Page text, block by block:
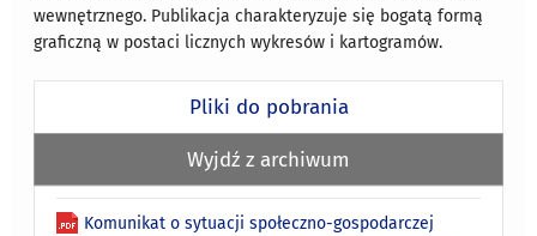
wewnętrznego. Publikacja charakteryzuje się bogatą formą
graficzną w postaci licznych wykresów i kartogramów.
Pliki do pobrania
Wyjdź z archiwum
Komunikat o sytuacji społeczno-gospodarczej